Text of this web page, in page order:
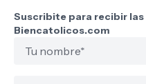
Suscribite para recibir
Biencatolicos.com